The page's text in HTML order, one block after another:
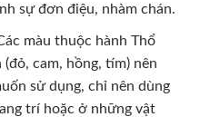
sự đơn điệu, nhàm chán.
màu thuộc hành Thổ
cam, hồng, tím) nên
sử dụng, chỉ nên dùng
trí hoặc ở những vật